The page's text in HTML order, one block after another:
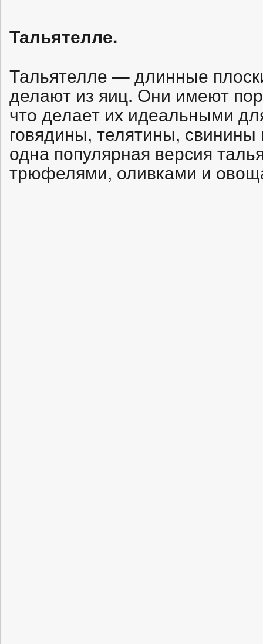
Тальятелле.
Тальятелле — длинные
делают из яиц. Они имеют
что делает их идеальными
говядины, телятины,
одна популярная версия
трюфелями, оливками и